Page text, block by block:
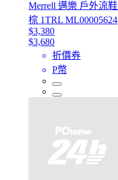
Merrell 邁樂 戶外涼
棕 1TRL ML00005624
$3,380
$3,680
折價券
P幣